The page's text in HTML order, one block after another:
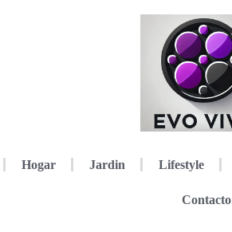
Hogar Jardin Lifestyle
Contacto